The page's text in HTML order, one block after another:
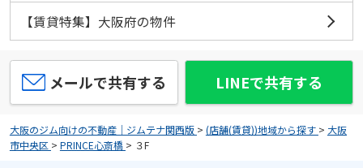
【賃貸特集】大阪府の物件
メールで共有する LINEで共有する
大阪のジム向けの不動産｜ジムテナ関西版 > (店舗(賃貸))地域から探す > 大阪
市中央区 > PRINCE心斎橋 > ３F